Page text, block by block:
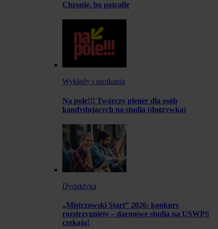
Chronię, bo potrafię
Wykłady i spotkania
Na pole!!! Twórczy plener dla osób
kandydujących na studia (dogrywka)
Dydaktyka
„Mistrzowski Start” 2026: konkurs
rozstrzygnięty – darmowe studia na USWPS
czekają!